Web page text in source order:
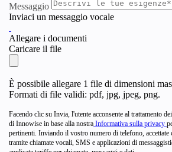
Messaggio
Inviaci un messaggio vocale
Allegare i documenti
Caricare il file
È possibile allegare 1 file di dimensioni
Formati di file validi: pdf, jpg, jpeg, png.
Facendo clic su Invia, l'utente acconsente al trattamento
di Innowise in base alla nostra Informativa sulla privacy
pertinenti. Inviando il vostro numero di telefono, accettate
tramite chiamate vocali, SMS e applicazioni di